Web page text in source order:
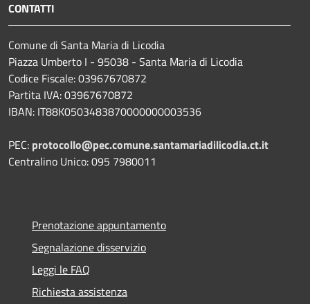
CONTATTI
Comune di Santa Maria di Licodia
Piazza Umberto I - 95038 - Santa Maria di Licodia
Codice Fiscale: 03967670872
Partita IVA: 03967670872
IBAN: IT88K0503483870000000003536
PEC: protocollo@pec.comune.santamariadilicodia.ct.it
Centralino Unico: 095 7980011
Prenotazione appuntamento
Segnalazione disservizio
Leggi le FAQ
Richiesta assistenza